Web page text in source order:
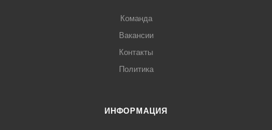
Команда
Вакансии
Контакты
Политика
ИНФОРМАЦИЯ